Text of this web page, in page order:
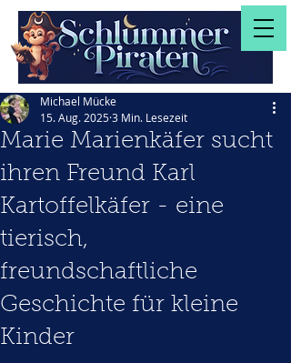
Marie Marienkäfer sucht
ihren Freund Karl
Kartoffelkäfer - eine
tierisch,
freundschaftliche
Geschichte für kleine
Kinder
Michael Mücke
15. Aug. 20253 Min. Lesezeit